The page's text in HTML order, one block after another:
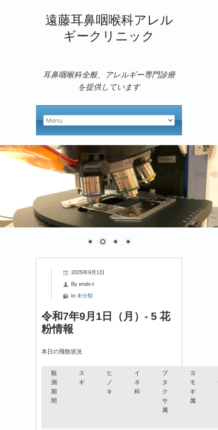
遠藤耳鼻咽喉科アレル
ギークリニック
耳鼻咽喉科全般、アレルギー専門診療
を提供しています
2025年9月1日
By endo-t
In 未分類
令和7年9月1日（月）- 5 花
粉情報
本日の飛散状況
観
測
期
間
ス
ギ
ヒ
ノ
キ
イ
ネ
科
ブ
タ
ク
サ
属
ヨ
モ
ギ
属